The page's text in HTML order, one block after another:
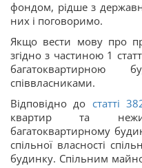
фондом, рідше з
них і поговоримо.
Якщо вести мову про
згідно з частиною 1
багатоквартирною
співвласниками.
Відповідно до статті
квартир та
багатоквартирному
спільної власності
будинку. Спільним